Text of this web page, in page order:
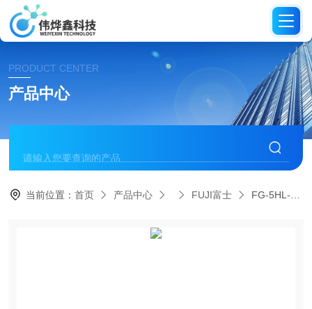
PRODUCT CENTER
产品中心
当前位置：首页 产品中心 FUJI富士 FG-5HL-2M日本FUJI富士轮式直型砂轮机